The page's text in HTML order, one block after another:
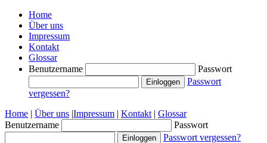
Home
Über uns
Impressum
Kontakt
Glossar
Benutzername
Passwort
Passwort
vergessen?
Home | Über uns |Impressum | Kontakt | Glossar
Benutzername
Passwort
Passwort vergessen?